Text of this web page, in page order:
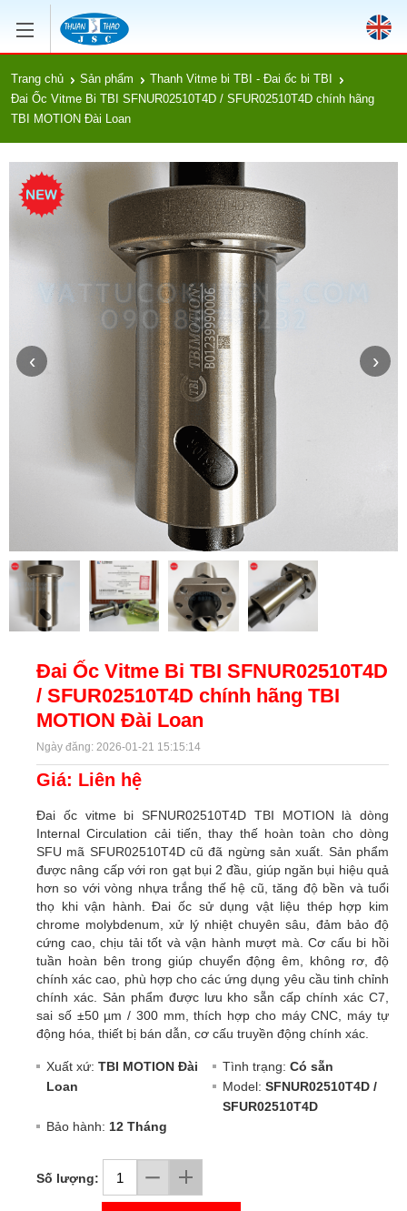
Trang chủ Sản phẩm
Thanh Vitme bi TBI - Đai ốc bi TBI
Đai Ốc Vitme Bi TBI SFNUR02510T4D / SFUR02510T4D chính hãng
TBI MOTION Đài Loan
‹ ›
Đai Ốc Vitme Bi TBI SFNUR02510T4D
/ SFUR02510T4D chính hãng TBI
MOTION Đài Loan
Ngày đăng: 2026-01-21 15:15:14
Giá: Liên hệ
Đai ốc vitme bi SFNUR02510T4D TBI MOTION là dòng
Internal Circulation cải tiến, thay thế hoàn toàn cho dòng
SFU mã SFUR02510T4D cũ đã ngừng sản xuất. Sản phẩm
được nâng cấp với ron gạt bụi 2 đầu, giúp ngăn bụi hiệu quả
hơn so với vòng nhựa trắng thế hệ cũ, tăng độ bền và tuổi
thọ khi vận hành. Đai ốc sử dụng vật liệu thép hợp kim
chrome molybdenum, xử lý nhiệt chuyên sâu, đảm bảo độ
cứng cao, chịu tải tốt và vận hành mượt mà. Cơ cấu bi hồi
tuần hoàn bên trong giúp chuyển động êm, không rơ, độ
chính xác cao, phù hợp cho các ứng dụng yêu cầu tinh chỉnh
chính xác. Sản phẩm được lưu kho sẵn cấp chính xác C7,
sai số ±50 µm / 300 mm, thích hợp cho máy CNC, máy tự
động hóa, thiết bị bán dẫn, cơ cấu truyền động chính xác.
Xuất xứ: TBI MOTION Đài
Loan
Tình trạng: Có sẵn
Model: SFNUR02510T4D /
SFUR02510T4D
Bảo hành: 12 Tháng
Số lượng: